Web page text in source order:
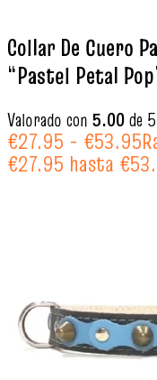
Collar De Cuero
“Pastel Petal
Valorado con 5.00de 5
€27.95 - €53.95
€27.95 hasta